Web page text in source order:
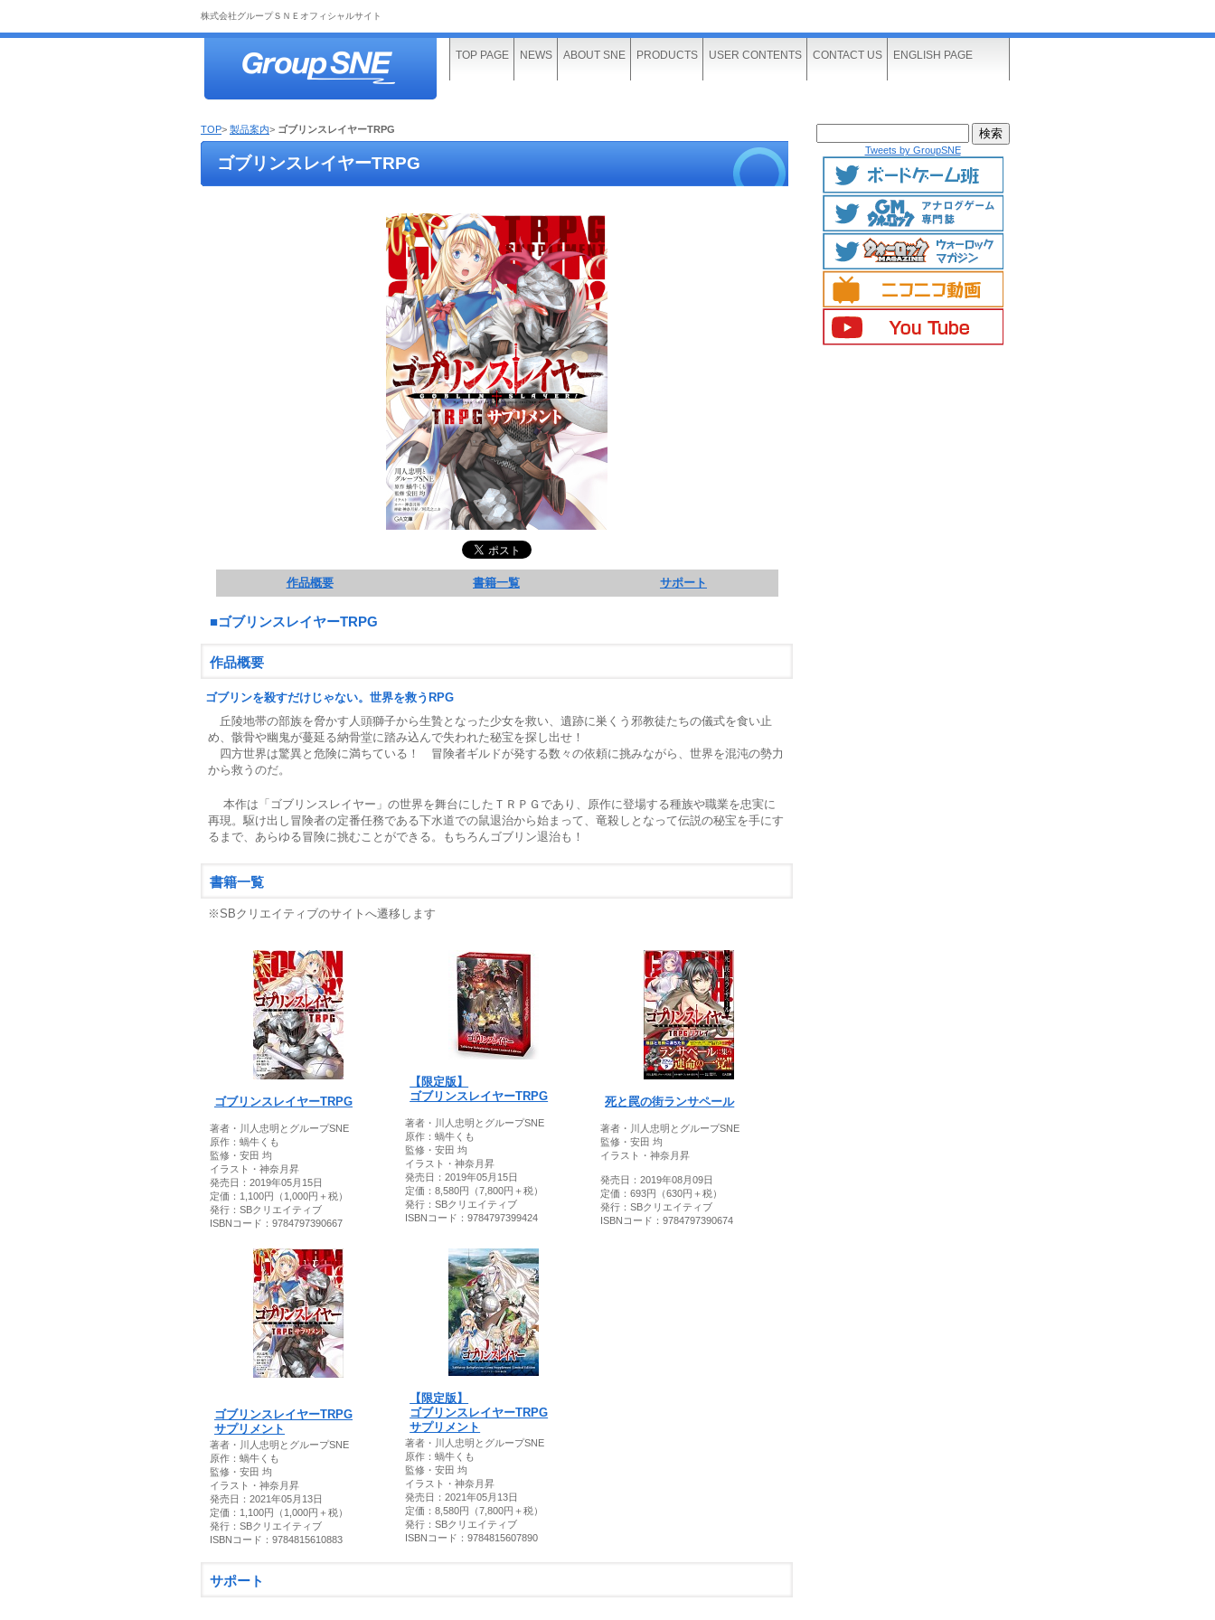
株式会社グループＳＮＥオフィシャルサイト
TOP> 製品案内> ゴブリンスレイヤーTRPG
ゴブリンスレイヤーTRPG
作品概要 書籍一覧 サポート
■ゴブリンスレイヤーTRPG
作品概要
ゴブリンを殺すだけじゃない。世界を救うRPG
丘陵地帯の部族を脅かす人頭獅子から生贄となった少女を救い、遺跡に巣くう邪教徒たちの儀式を食い止
め、骸骨や幽鬼が蔓延る納骨堂に踏み込んで失われた秘宝を探し出せ！
四方世界は驚異と危険に満ちている！ 冒険者ギルドが発する数々の依頼に挑みながら、世界を混沌の勢力
から救うのだ。
本作は「ゴブリンスレイヤー」の世界を舞台にしたＴＲＰＧであり、原作に登場する種族や職業を忠実に
再現。駆け出し冒険者の定番任務である下水道での鼠退治から始まって、竜殺しとなって伝説の秘宝を手にす
るまで、あらゆる冒険に挑むことができる。もちろんゴブリン退治も！
書籍一覧
※SBクリエイティブのサイトへ遷移します
ゴブリンスレイヤーTRPG
著者・川人忠明とグループSNE
原作：蝸牛くも
監修・安田 均
イラスト・神奈月昇
発売日：2019年05月15日
定価：1,100円（1,000円＋税）
発行：SBクリエイティブ
ISBNコード：9784797390667
【限定版】
ゴブリンスレイヤーTRPG
著者・川人忠明とグループSNE
原作：蝸牛くも
監修・安田 均
イラスト・神奈月昇
発売日：2019年05月15日
定価：8,580円（7,800円＋税）
発行：SBクリエイティブ
ISBNコード：9784797399424
死と罠の街ランサペール
著者・川人忠明とグループSNE
監修・安田 均
イラスト・神奈月昇
発売日：2019年08月09日
定価：693円（630円＋税）
発行：SBクリエイティブ
ISBNコード：9784797390674
ゴブリンスレイヤーTRPG
サプリメント
著者・川人忠明とグループSNE
原作：蝸牛くも
監修・安田 均
イラスト・神奈月昇
発売日：2021年05月13日
定価：1,100円（1,000円＋税）
発行：SBクリエイティブ
ISBNコード：9784815610883
【限定版】
ゴブリンスレイヤーTRPG
サプリメント
著者・川人忠明とグループSNE
原作：蝸牛くも
監修・安田 均
イラスト・神奈月昇
発売日：2021年05月13日
定価：8,580円（7,800円＋税）
発行：SBクリエイティブ
ISBNコード：9784815607890
サポート
TOP PAGE NEWS ABOUT SNE PRODUCTS USER CONTENTS CONTACT US ENGLISH PAGE
Tweets by GroupSNE